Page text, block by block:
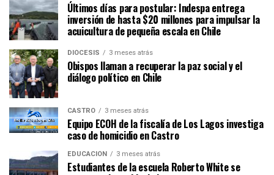
Últimos días para postular: Indespa entrega
inversión de hasta $20 millones para impulsar la
acuicultura de pequeña escala en Chile
DIÓCESIS 3 meses atrás
Obispos llaman a recuperar la paz social y el
diálogo político en Chile
CASTRO 3 meses atrás
Equipo ECOH de la fiscalía de Los Lagos investiga
caso de homicidio en Castro
EDUCACIÓN 3 meses atrás
Estudiantes de la escuela Roberto White se